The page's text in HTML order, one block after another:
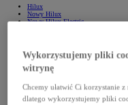
Hilux
Nowy Hilux
Nowy Hilux Electric
PROACE CITY
PROACE CITY Verso
Samochody używane
Zobacz wszystkie cenniki
Konfiguruj swoją Toyotę
Wykorzystujemy pliki
witrynę
Chcemy ułatwić Ci korzystanie z
dlatego wykorzystujemy pliki